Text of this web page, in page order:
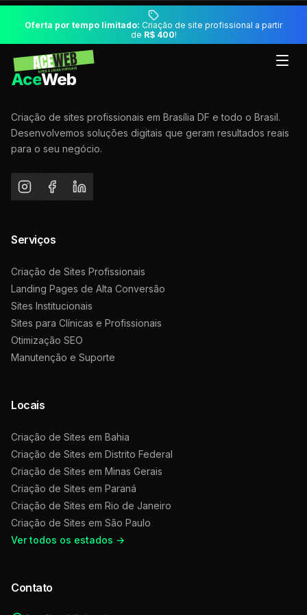
Oferta por tempo limitado: Criação de site profissional a partir
de R$ 400!
AceWeb
Criação de sites profissionais em Brasília DF e todo o Brasil.
Desenvolvemos soluções digitais que geram resultados reais
para o seu negócio.
Serviços
Criação de Sites Profissionais
Landing Pages de Alta Conversão
Sites Institucionais
Sites para Clínicas e Profissionais
Otimização SEO
Manutenção e Suporte
Locais
Criação de Sites em Bahia
Criação de Sites em Distrito Federal
Criação de Sites em Minas Gerais
Criação de Sites em Paraná
Criação de Sites em Rio de Janeiro
Criação de Sites em São Paulo
Ver todos os estados →
Contato